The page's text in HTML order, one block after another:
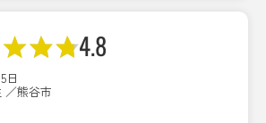
4.8
日
／熊谷市